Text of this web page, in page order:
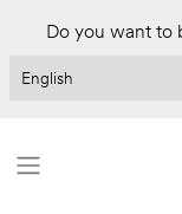
Do you want to